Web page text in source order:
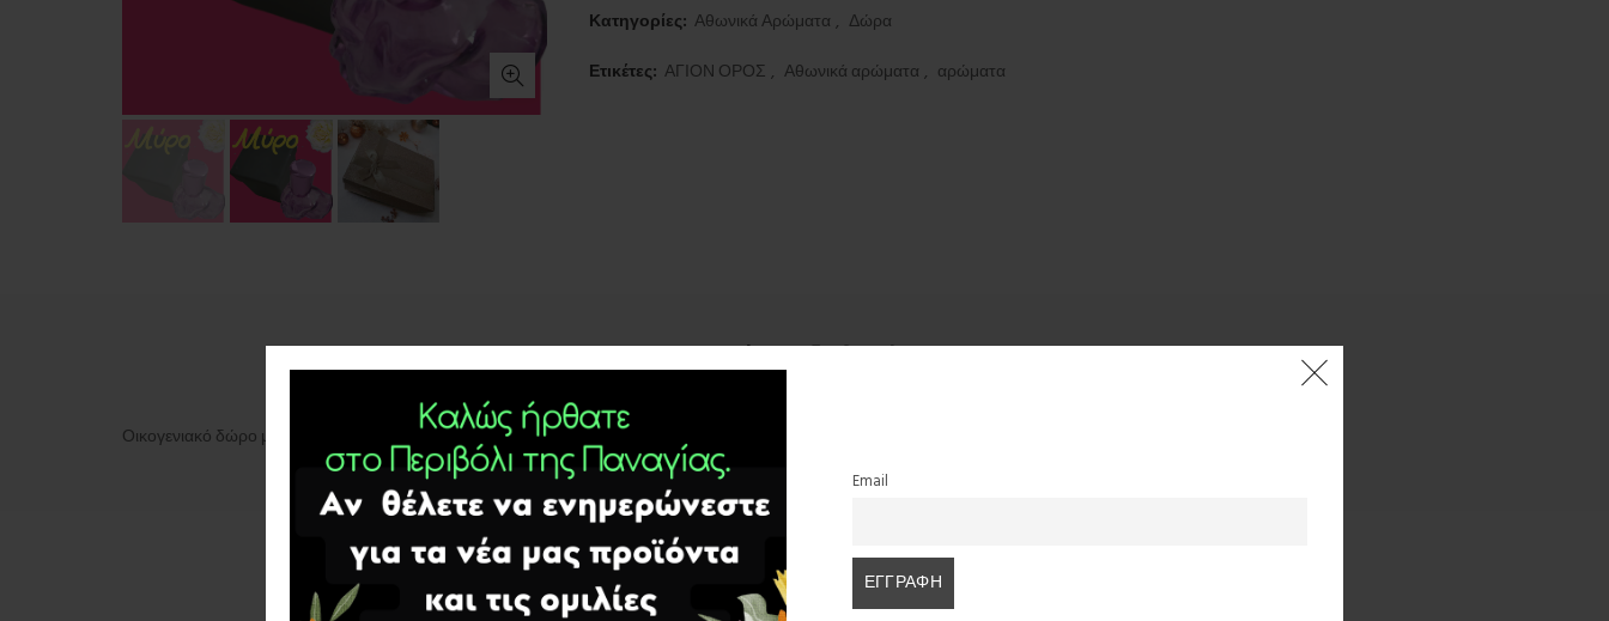
Email
Κατηγορίες: Αθωνικά Αρώματα , Δώρα
Ετικέτες: ΑΓΙΟΝ ΟΡΟΣ , Αθωνικά αρώματα , αρώματα
Περιγραφή Αξιολογήσεις (0)
Οικογενιακό δώρο με έξη αρώματα,σε πολυτελή συσκευασία .
ΣΧΕΤΙΚΆ ΠΡΟΪΌΝΤΑ